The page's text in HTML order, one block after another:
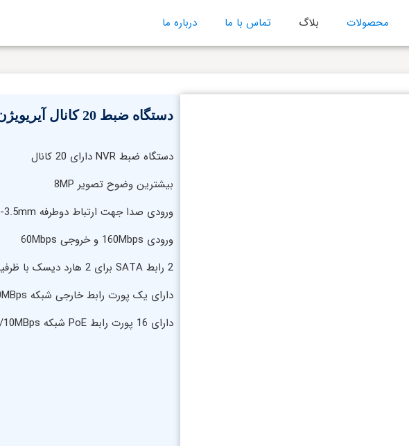
محصولات بلاگ تماس با ما درباره ما
دستگاه ضبط 20 کانال آیریویژن مدل IV-ANVR2012
دستگاه ضبط NVR دارای 20 کانال
بیشترین وضوح تصویر 8MP
ورودی صدا جهت ارتباط دوطرفه 1ch-3.5mm
ورودی 160Mbps و خروجی 60Mbps
2 رابط SATA برای 2 هارد دیسک با ظرفیت 10TB برای هر هارد
دارای یک پورت رابط خارجی شبکه 100/10MBps با قابلیت RJ45
دارای 16 پورت رابط PoE شبکه 100/10MBps با قابلیت RJ45